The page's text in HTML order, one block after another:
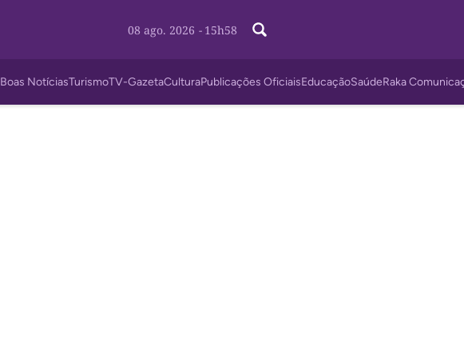
08 ago. 2026 - 15h58
Boas NotíciasTurismoTV-GazetaCulturaPublicações OficiaisEducaçãoSaúdeRaka